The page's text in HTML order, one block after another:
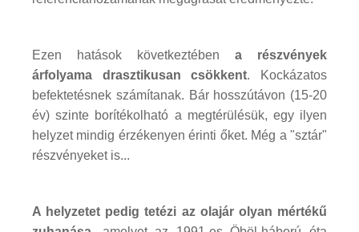
Ezen hatások következtében a részvények
árfolyama drasztikusan csökkent. Kockázatos
befektetésnek számítanak. Bár hosszútávon (15-20
év) szinte borítékolható a megtérülésük, egy ilyen
helyzet mindig érzékenyen érinti őket. Még a "sztár"
részvényeket is...
A helyzetet pedig tetézi az olajár olyan mértékű